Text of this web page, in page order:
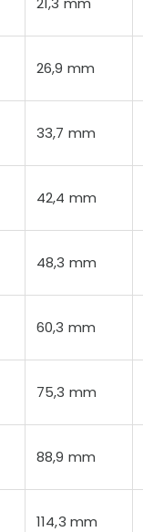
26,9 mm
33,7 mm
42,4 mm
48,3 mm
60,3 mm
75,3 mm
88,9 mm
114,3 mm
Havuz